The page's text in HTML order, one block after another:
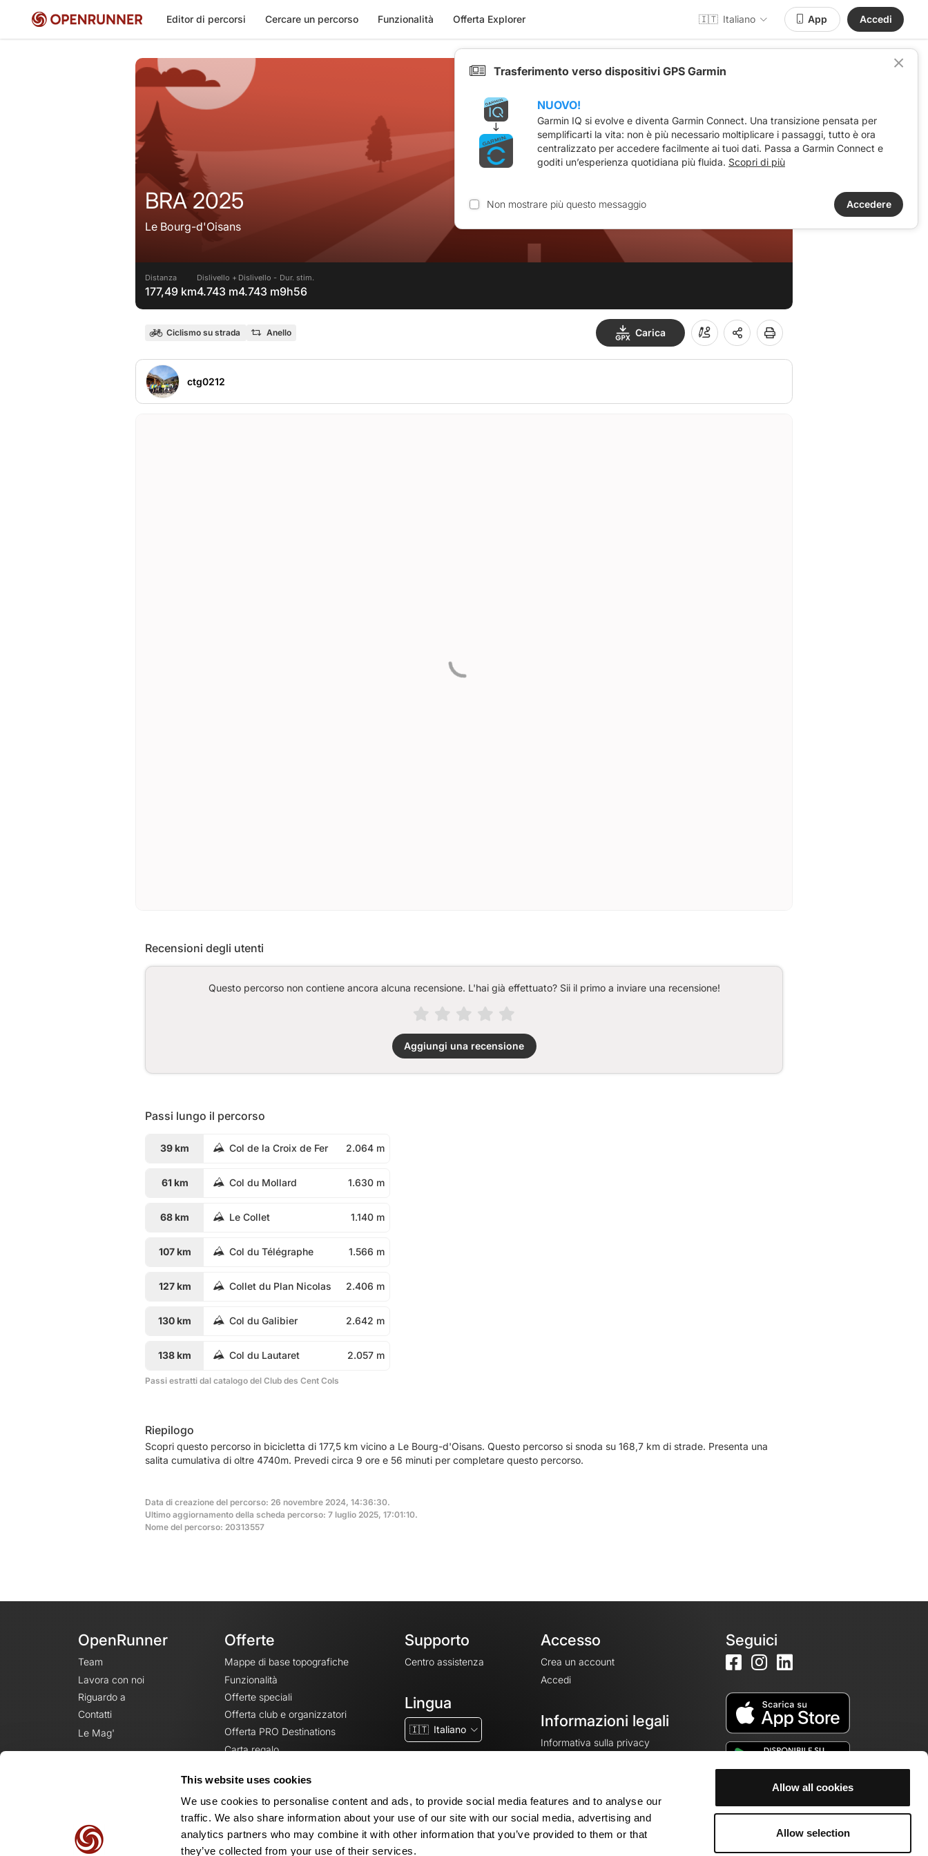
This website uses cookies
We use cookies to personalise content and ads, to provide social media features and to analyse our
traffic. We also share information about your use of our site with our social media, advertising and
analytics partners who may combine it with other information that you’ve provided to them or that
they’ve collected from your use of their services.
Allow all cookies
Allow selection
Editor di percorsi Cercare un percorso Funzionalità Offerta Explorer 🇮🇹 Italiano App Accedi
BRA 2025
Le Bourg-d'Oisans
Distanza
177,49 km
Dislivello +
4.743 m
Dislivello -
4.743 m
Dur. stim.
9h56
Ciclismo su strada Anello Carica
ctg0212
Recensioni degli utenti
Questo percorso non contiene ancora alcuna recensione. L'hai già effettuato? Sii il primo a inviare una recensione!
Aggiungi una recensione
Passi lungo il percorso
39 km Col de la Croix de Fer 2.064 m
61 km Col du Mollard 1.630 m
68 km Le Collet 1.140 m
107 km Col du Télégraphe 1.566 m
127 km Collet du Plan Nicolas 2.406 m
130 km Col du Galibier 2.642 m
138 km Col du Lautaret 2.057 m
Passi estratti dal catalogo del Club des Cent Cols
Riepilogo
Scopri questo percorso in bicicletta di 177,5 km vicino a Le Bourg-d'Oisans. Questo percorso si snoda su 168,7 km di strade. Presenta una
salita cumulativa di oltre 4740m. Prevedi circa 9 ore e 56 minuti per completare questo percorso.
Data di creazione del percorso: 26 novembre 2024, 14:36:30.
Ultimo aggiornamento della scheda percorso: 7 luglio 2025, 17:01:10.
Nome del percorso: 20313557
OpenRunner
Team
Lavora con noi
Riguardo a
Contatti
Le Mag'
Offerte
Mappe di base topografiche
Funzionalità
Offerte speciali
Offerta club e organizzatori
Offerta PRO Destinations
Carta regalo
Supporto
Centro assistenza
Lingua
🇮🇹 Italiano
Accesso
Crea un account
Accedi
Informazioni legali
Informativa sulla privacy
Impostazioni dei cookie
Seguici
Trasferimento verso dispositivi GPS Garmin
NUOVO!
Garmin IQ si evolve e diventa Garmin Connect. Una transizione pensata per
semplificarti la vita: non è più necessario moltiplicare i passaggi, tutto è ora
centralizzato per accedere facilmente ai tuoi dati. Passa a Garmin Connect e
goditi un’esperienza quotidiana più fluida. Scopri di più
Non mostrare più questo messaggio Accedere